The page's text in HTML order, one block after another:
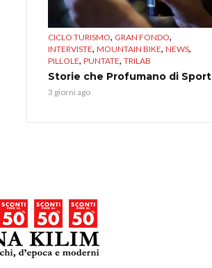
CICLO TURISMO, GRAN FONDO,
INTERVISTE, MOUNTAIN BIKE, NEWS,
PILLOLE, PUNTATE, TRILAB
Storie che Profumano di Sport
3 giorni ago